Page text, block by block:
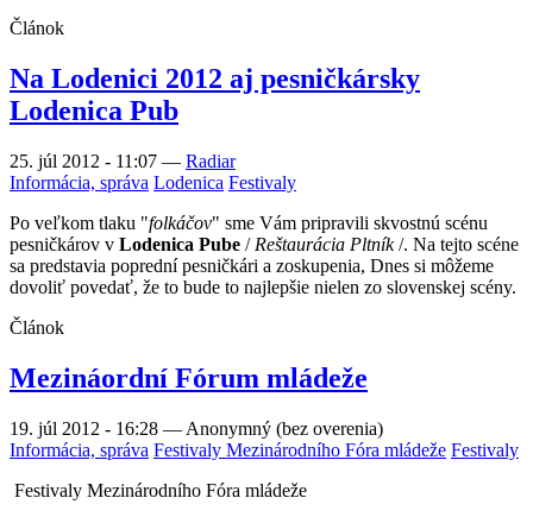
Článok
Na Lodenici 2012 aj pesničkársky
Lodenica Pub
25. júl 2012 - 11:07 — Radiar
Informácia, správa Lodenica Festivaly
Po veľkom tlaku "folkáčov" sme Vám pripravili skvostnú scénu
pesničkárov v Lodenica Pube / Reštaurácia Pltník/. Na tejto scéne
sa predstavia poprední pesničkári a zoskupenia, Dnes si môžeme
dovoliť povedať, že to bude to najlepšie nielen zo slovenskej scény.
Článok
Mezináordní Fórum mládeže
19. júl 2012 - 16:28 — Anonymný (bez overenia)
Informácia, správa Festivaly Mezinárodního Fóra mládeže Festivaly
Festivaly Mezinárodního Fóra mládeže